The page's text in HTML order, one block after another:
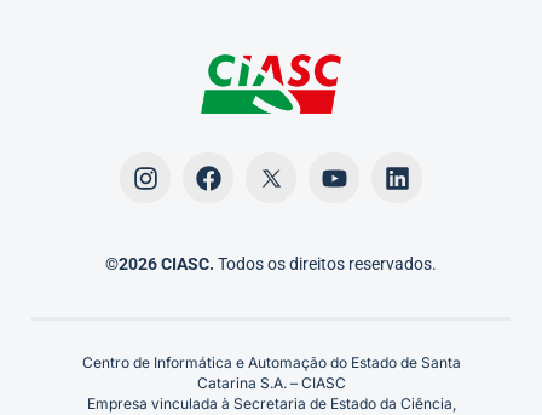
©2026 CIASC. Todos os direitos reservados.
Centro de Informática e Automação do Estado de Santa
Catarina S.A. – CIASC
Empresa vinculada à Secretaria de Estado da Ciência,